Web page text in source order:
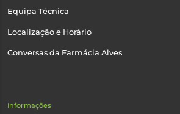
Equipa Técnica
Localização e Horário
Conversas da Farmácia Alves
Informações